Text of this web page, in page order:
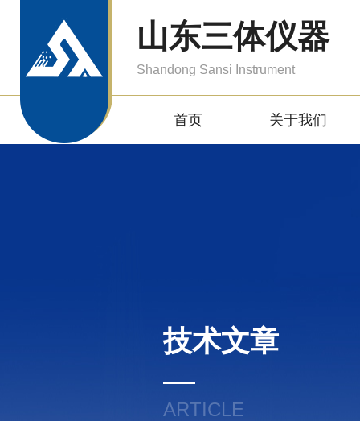
山东三体仪器
Shandong Sansi Instrument
首页 关于我们
技术文章
ARTICLE